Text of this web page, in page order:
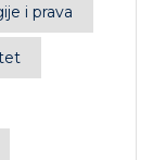
i prava